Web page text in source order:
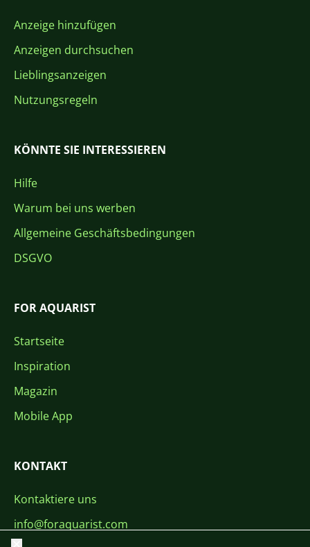
Anzeige hinzufügen
Anzeigen durchsuchen
Lieblingsanzeigen
Nutzungsregeln
KÖNNTE SIE INTERESSIEREN
Hilfe
Warum bei uns werben
Allgemeine Geschäftsbedingungen
DSGVO
FOR AQUARIST
Startseite
Inspiration
Magazin
Mobile App
KONTAKT
Kontaktiere uns
info@foraquarist.com